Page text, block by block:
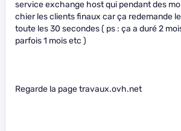
service exchange host qui pendant des
chier les clients finaux car ça redemande
toute les 30 secondes ( ps : ça a duré 2
parfois 1 mois etc )
Regarde la page travaux.ovh.net